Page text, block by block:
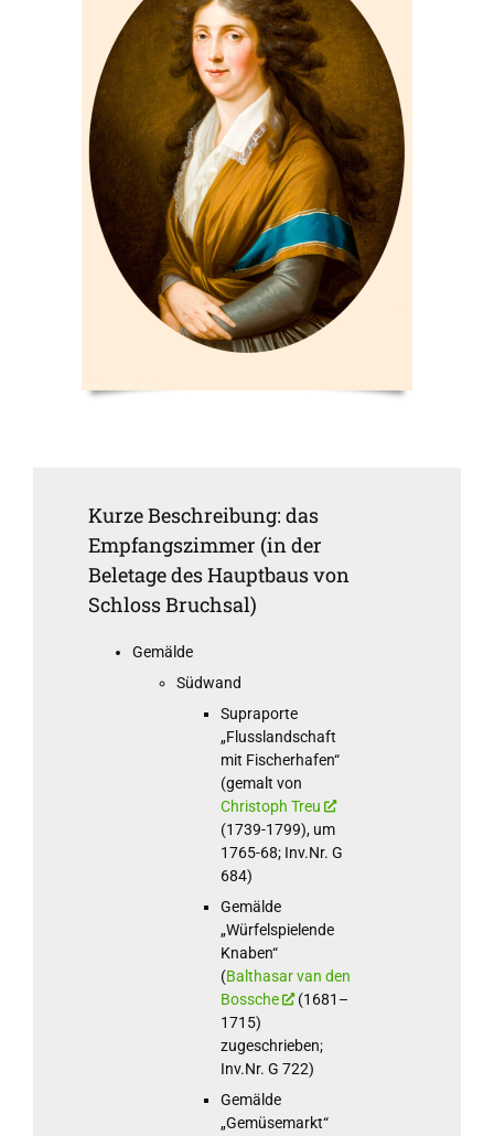
Kurze Beschreibung: das
Empfangszimmer (in der
Beletage des Hauptbaus von
Schloss Bruchsal)
Gemälde
Südwand
Supraporte
„Flusslandschaft
mit Fischerhafen“
(gemalt von
Christoph Treu
(1739-1799), um
1765-68; Inv.Nr. G
684)
Gemälde
„Würfelspielende
Knaben“
(Balthasar van den
Bossche
(1681–
1715)
zugeschrieben;
Inv.Nr. G 722)
Gemälde
„Gemüsemarkt“